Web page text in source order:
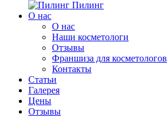
Пилинг
O нас
O нас
Наши косметологи
Отзывы
Франшиза для косметологов
Контакты
Статьи
Галерея
Цены
Отзывы